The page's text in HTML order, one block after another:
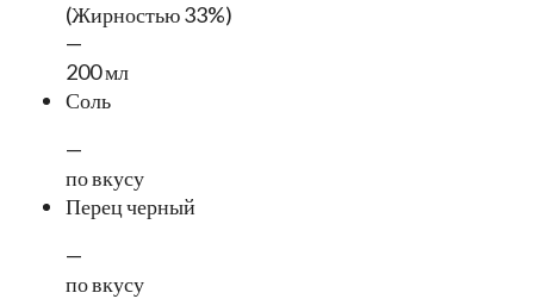
(Жирностью 33%)
—
200 мл
Соль
—
по вкусу
Перец черный
—
по вкусу